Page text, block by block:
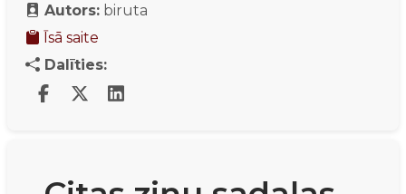
Autors: biruta
Īsā saite
Dalīties: